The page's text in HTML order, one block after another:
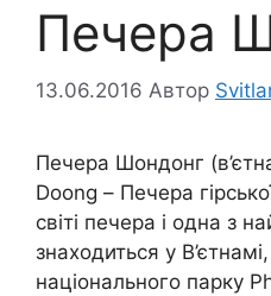
Печера
13.06.2016 Автор
Печера Шондонг
Doong – Печера
світі печера і одна з
знаходиться у
національного парку